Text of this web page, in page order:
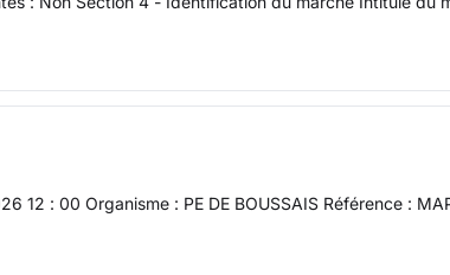
: 00 Organisme : PE DE BOUSSAIS Référence :